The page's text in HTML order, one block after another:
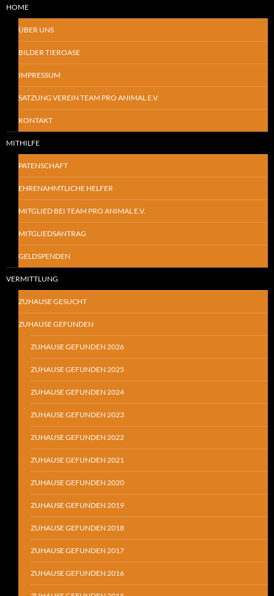
HOME
ÜBER UNS
BILDER TIEROASE
IMPRESSUM
SATZUNG VEREIN TEAM PRO ANIMAL E.V.
KONTAKT
MITHILFE
PATENSCHAFT
EHRENAHMTLICHE HELFER
MITGLIED BEI TEAM PRO ANIMAL E.V.
MITGLIEDSANTRAG
GELDSPENDEN
VERMITTLUNG
ZUHAUSE GESUCHT
ZUHAUSE GEFUNDEN
ZUHAUSE GEFUNDEN 2026
ZUHAUSE GEFUNDEN 2025
ZUHAUSE GEFUNDEN 2024
ZUHAUSE GEFUNDEN 2023
ZUHAUSE GEFUNDEN 2022
ZUHAUSE GEFUNDEN 2021
ZUHAUSE GEFUNDEN 2020
ZUHAUSE GEFUNDEN 2019
ZUHAUSE GEFUNDEN 2018
ZUHAUSE GEFUNDEN 2017
ZUHAUSE GEFUNDEN 2016